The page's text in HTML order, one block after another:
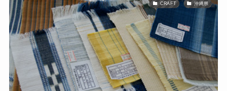
CRAFT 沖縄県